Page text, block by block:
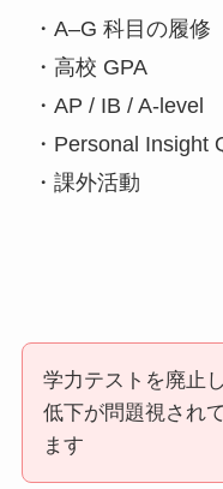
・A–G 科目の履修
・高校 GPA
・AP / IB / A-level
・Personal Insight
・課外活動
学力テストを廃止
低下が問題視され
ます